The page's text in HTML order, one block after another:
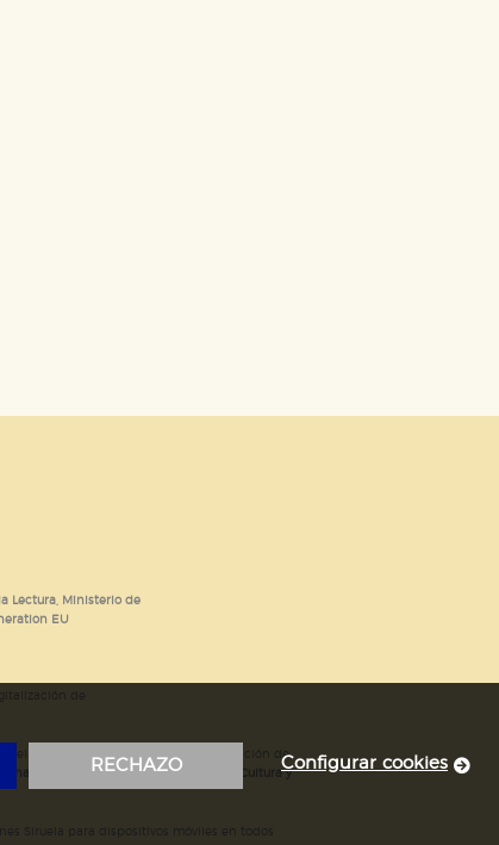
Lectura, Ministerio de
EU
del posicionamiento en Google; ampliación de
por el Ministerio de Educación, Cultura y
RECHAZO Configurar cookies